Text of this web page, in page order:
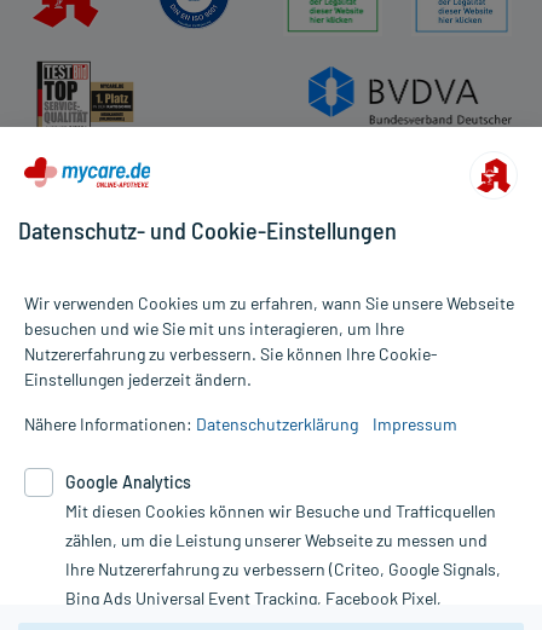
Alle Preise gelten inkl. MwSt., ggf. zzgl. Versandkosten
Informationen auf dieser Website werden ausschließlich für
die Untersuchung und Behandlung durch einen Arzt. Bitte
Therapien eingeleitet werden können. | Diese Webseite benutzt
Google Analytics. Lesen Sie bitte dazu die wichtigen Hinweise in
unserer Datenschutzerklärung. Für den Widerruf einer Bestellung
nutzen Sie das Formular:
Vertrag widerrufen
Datenschutz- und Cookie-Einstellungen
Wir verwenden Cookies um zu erfahren, wann Sie unsere Webseite
besuchen und wie Sie mit uns interagieren, um Ihre
Nutzererfahrung zu verbessern. Sie können Ihre Cookie-
Einstellungen jederzeit ändern.
Nähere Informationen: Datenschutzerklärung Impressum
Google Analytics
Mit diesen Cookies können wir Besuche und Trafficquellen
zählen, um die Leistung unserer Webseite zu messen und
Ihre Nutzererfahrung zu verbessern (Criteo, Google Signals,
Bing Ads Universal Event Tracking, Facebook Pixel,